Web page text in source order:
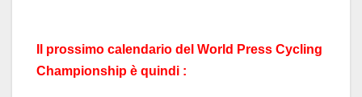
Il prossimo calendario del World Press Cycling
Championship è quindi :